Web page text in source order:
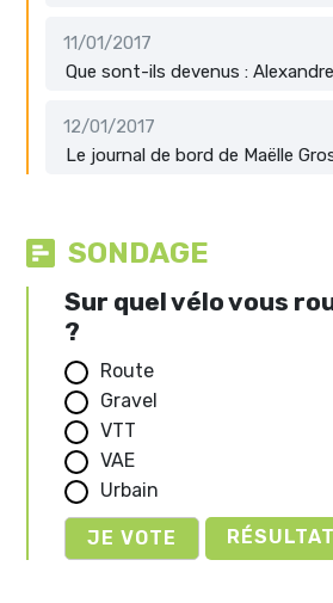
11/01/2017
Que sont-ils devenus :
12/01/2017
Le journal de bord de Maëlle
SONDAGE
Sur quel vélo vous
?
Route
Gravel
VTT
VAE
Urbain